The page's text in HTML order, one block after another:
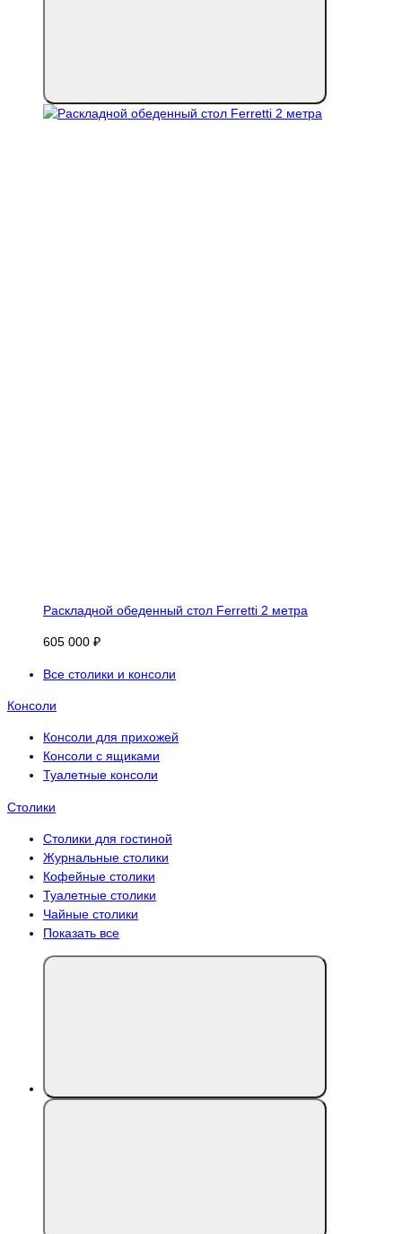
Раскладной обеденный стол Ferretti 2 метра
605 000 ₽
Все столики и консоли
Консоли
Консоли для прихожей
Консоли с ящиками
Туалетные консоли
Столики
Столики для гостиной
Журнальные столики
Кофейные столики
Туалетные столики
Чайные столики
Показать все